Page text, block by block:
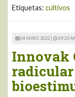
Etiquetas: cultivos
04 MAYO 2022 | 09:23
Innovak